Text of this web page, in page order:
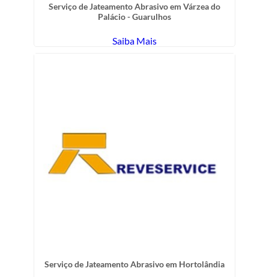
Serviço de Jateamento Abrasivo em Várzea do
Palácio - Guarulhos
Saiba Mais
Serviço de Jateamento Abrasivo em Hortolândia